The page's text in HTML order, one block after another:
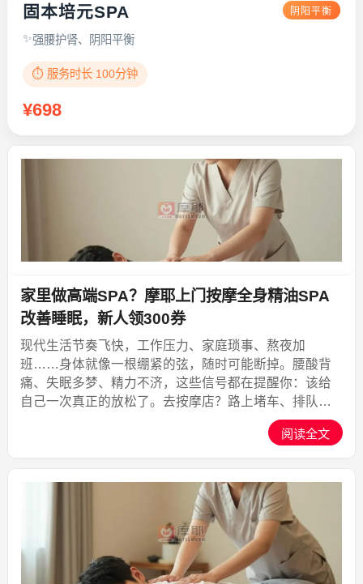
固本培元SPA 阴阳平衡
强腰护肾、阴阳平衡
⏱️ 服务时长 100分钟
¥698
家里做高端SPA？摩耶上门按摩全身精油SPA
改善睡眠，新人领300券
现代生活节奏飞快，工作压力、家庭琐事、熬夜加
班……身体就像一根绷紧的弦，随时可能断掉。腰酸背
痛、失眠多梦、精力不济，这些信号都在提醒你：该给
自己一次真正的放松了。去按摩店？路上堵车、排队等
候、陌生环境，还没开始就已经累了一半。如果能把专
业SPA直接搬到你家里，让技师带着精油和热毛巾，在
阅读全文